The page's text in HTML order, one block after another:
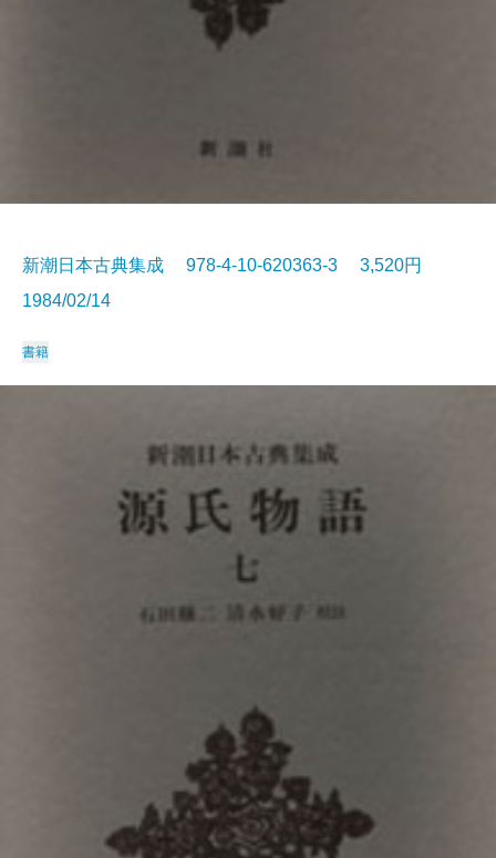
新潮日本古典集成 978-4-10-620363-3 3,520円
1984/02/14
書籍